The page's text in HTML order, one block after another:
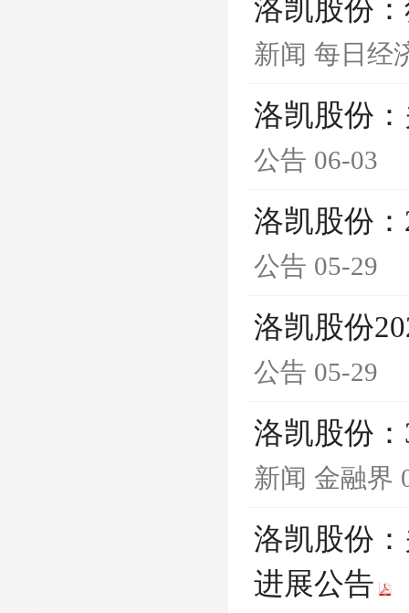
洛凯股份
新闻 每日经
洛凯股份
公告 06-03
洛凯股份
公告 05-29
洛凯股份
公告 05-29
洛凯股份
新闻 金融界
洛凯股份
进展公告